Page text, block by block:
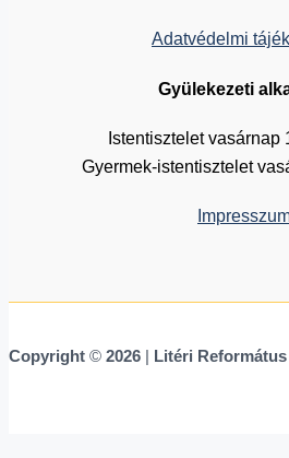
Adatvédelmi
Gyülekezeti
Istentisztelet vasárnap
Gyermek-istentisztelet
Copyright © 2026 Litéri